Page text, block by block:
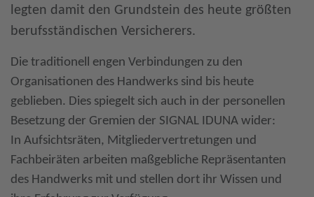
Management
legten damit den Grundstein des heute größten
berufsständischen Versicherers.
Die traditionell engen Verbindungen zu den
Organisationen des Handwerks sind bis heute
geblieben. Dies spiegelt sich auch in der personellen
Besetzung der Gremien der SIGNAL IDUNA wider:
In Aufsichtsräten, Mitgliedervertretungen und
Fachbeiräten arbeiten maßgebliche Repräsentanten
des Handwerks mit und stellen dort ihr Wissen und